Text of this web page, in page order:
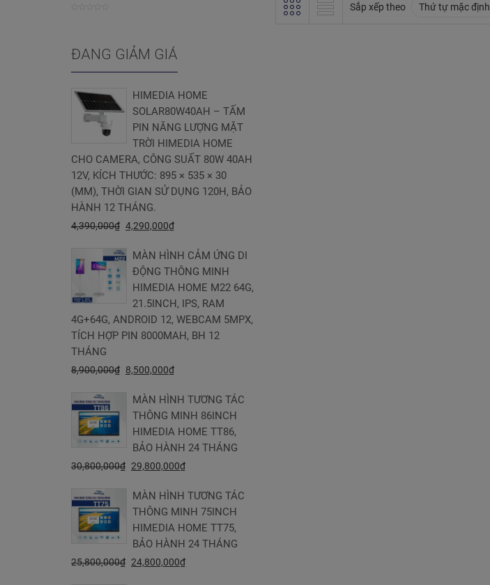
5
ĐANG GIẢM GIÁ
HIMEDIA HOME
SOLAR80W40AH – TẤM
PIN NĂNG LƯỢNG MẶT
TRỜI HIMEDIA HOME
CHO CAMERA, CÔNG SUẤT 80W 40AH
12V, KÍCH THƯỚC: 895 × 535 × 30
(MM), THỜI GIAN SỬ DỤNG 120H, BẢO
HÀNH 12 THÁNG.
4,390,000₫ 4,290,000₫
MÀN HÌNH CẢM ỨNG DI
ĐỘNG THÔNG MINH
HIMEDIA HOME M22 64G,
21.5INCH, IPS, RAM
4G+64G, ANDROID 12, WEBCAM 5MPX,
TÍCH HỢP PIN 8000MAH, BH 12
THÁNG
8,900,000₫ 8,500,000₫
MÀN HÌNH TƯƠNG TÁC
THÔNG MINH 86INCH
HIMEDIA HOME TT86,
BẢO HÀNH 24 THÁNG
30,800,000₫ 29,800,000₫
MÀN HÌNH TƯƠNG TÁC
THÔNG MINH 75INCH
HIMEDIA HOME TT75,
BẢO HÀNH 24 THÁNG
25,800,000₫ 24,800,000₫
Sắp xếp theo